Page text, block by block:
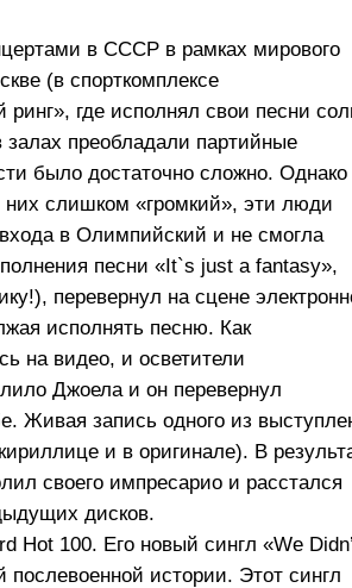
в СССР в рамках мирового
(в спорткомплексе
где исполнял свои песни
залах преобладали партийные
было достаточно сложно. Однако
них слишком «громкий», эти люди
в Олимпийский и не смогла
песни «It`s just a fantasy»,
перевернул на сцене
исполнять песню. Как
на видео, и осветители
Джоела и он перевернул
Живая запись одного из
и в оригинале). В
своего импресарио и расстался
дисков.
Hot 100. Его новый сингл «We
истории. Этот сингл